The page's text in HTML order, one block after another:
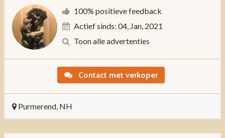
100% positieve feedback
Actief sinds: 04, Jan, 2021
Toon alle advertenties
Contact met verkoper
Purmerend, NH